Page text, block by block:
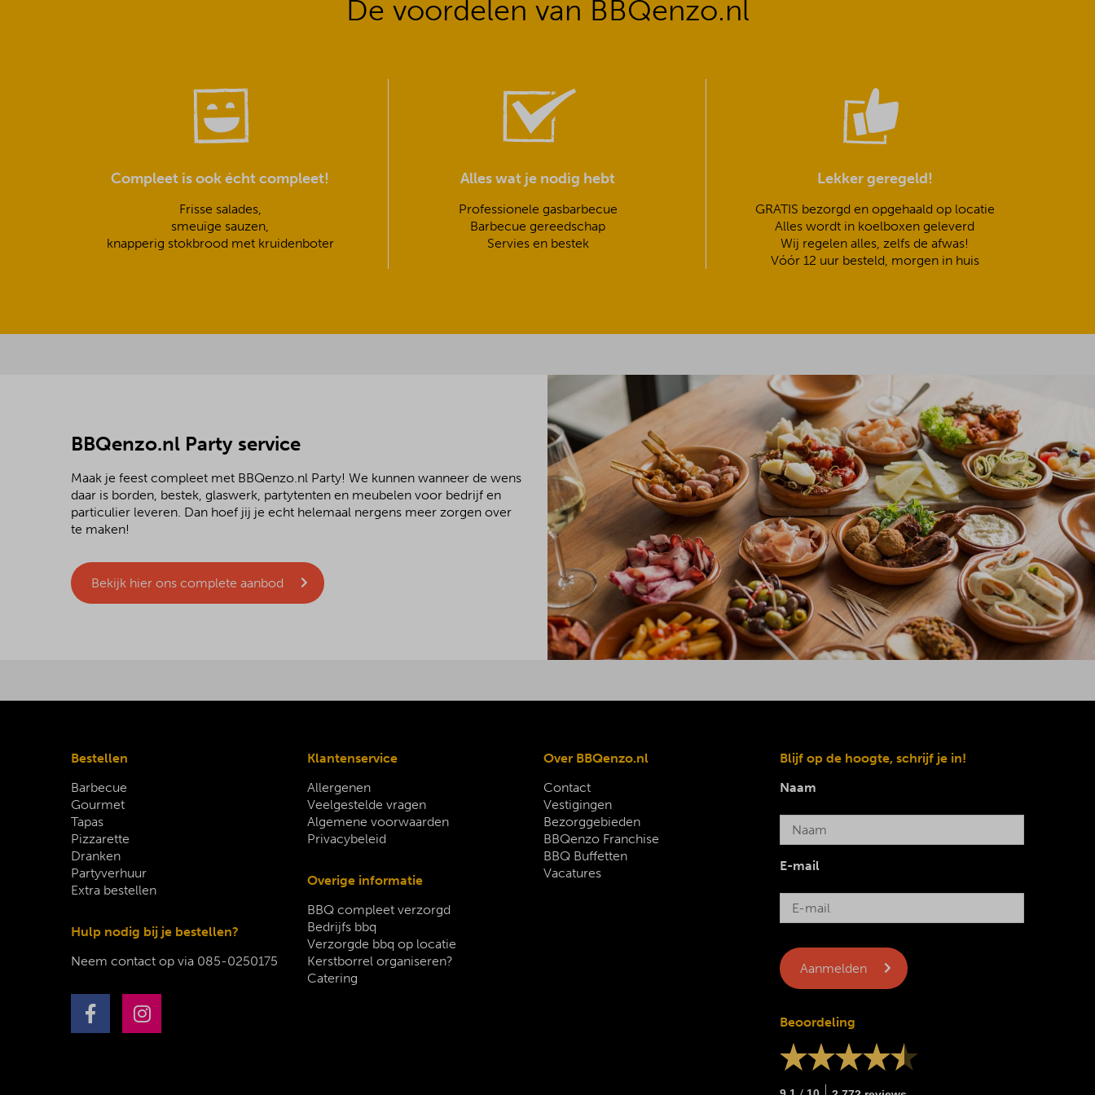
De voordelen van BBQenzo.nl
Compleet is ook écht compleet!
Frisse salades,
smeuïge sauzen,
knapperig stokbrood met kruidenboter
Alles wat je nodig hebt
Professionele gasbarbecue
Barbecue gereedschap
Servies en bestek
Lekker geregeld!
GRATIS bezorgd en opgehaald op locatie
Alles wordt in koelboxen geleverd
Wij regelen alles, zelfs de afwas!
Vóór 12 uur besteld, morgen in huis
BBQenzo.nl Party service
Maak je feest compleet met BBQenzo.nl Party! We kunnen wanneer de wens
daar is borden, bestek, glaswerk, partytenten en meubelen voor bedrijf en
particulier leveren. Dan hoef jij je echt helemaal nergens meer zorgen over
te maken!
Bekijk hier ons complete aanbod
Bestellen
Barbecue
Gourmet
Tapas
Pizzarette
Dranken
Partyverhuur
Extra bestellen
Hulp nodig bij je bestellen?
Neem contact op via 085-0250175
Klantenservice
Allergenen
Veelgestelde vragen
Algemene voorwaarden
Privacybeleid
Overige informatie
BBQ compleet verzorgd
Bedrijfs bbq
Verzorgde bbq op locatie
Kerstborrel organiseren?
Catering
Over BBQenzo.nl
Contact
Vestigingen
Bezorggebieden
BBQenzo Franchise
BBQ Buffetten
Vacatures
Blijf op de hoogte, schrijf je in!
Naam
E-mail
Beoordeling